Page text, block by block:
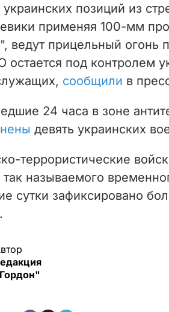
украинских позиций из
применяя 100-мм
ведут прицельный огонь
остается под контролем
сообщили в
24 часа в зоне
девять украинских
террористические
так называемого
сутки зафиксировано